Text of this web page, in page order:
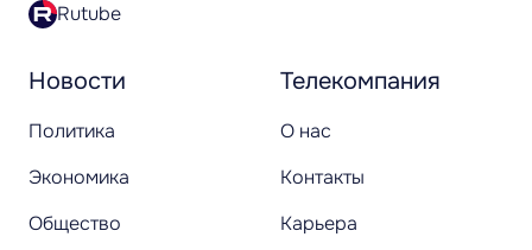
Новости
Политика
Экономика
Общество
Телекомпания
О нас
Контакты
Карьера
Rutube